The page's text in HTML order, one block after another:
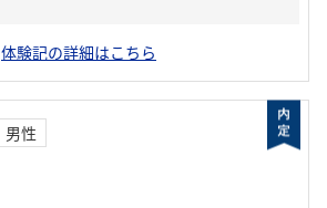
体験記の詳細はこちら
男性